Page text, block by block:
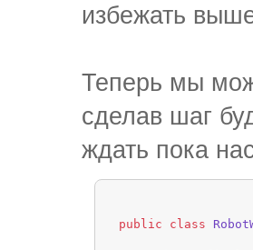
избежать
Теперь мы
сделав шаг
ждать пока
public class